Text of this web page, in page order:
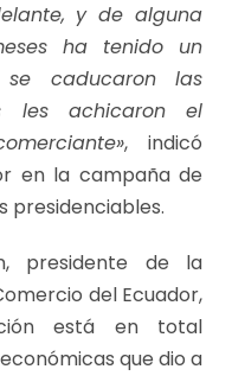
y de alguna
ha tenido un
se caducaron las
les achicaron el
, indicó
en la campaña de
presidenciables.
presidente de la
del Ecuador,
está en total
que dio a